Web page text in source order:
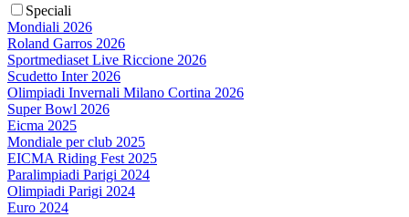
Speciali
Mondiali 2026
Roland Garros 2026
Sportmediaset Live Riccione 2026
Scudetto Inter 2026
Olimpiadi Invernali Milano Cortina 2026
Super Bowl 2026
Eicma 2025
Mondiale per club 2025
EICMA Riding Fest 2025
Paralimpiadi Parigi 2024
Olimpiadi Parigi 2024
Euro 2024